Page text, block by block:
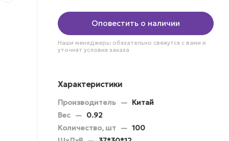
Оповестить о наличии
Наши менеджеры обязательно свяжутся с вами и
уточнят условия заказа
Характеристики
Производитель — Китай
Вес — 0.92
Количество, шт — 100